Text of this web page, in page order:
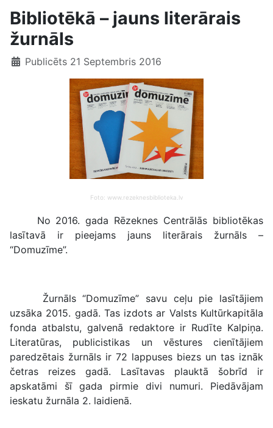
Bibliotēkā – jauns literārais
žurnāls
Publicēts 21 Septembris 2016
Foto: www.rezeknesbiblioteka.lv
No 2016. gada Rēzeknes Centrālās bibliotēkas
lasītavā ir pieejams jauns literārais žurnāls –
“Domuzīme”.
Žurnāls “Domuzīme” savu ceļu pie lasītājiem
uzsāka 2015. gadā. Tas izdots ar Valsts Kultūrkapitāla
fonda atbalstu, galvenā redaktore ir Rudīte Kalpiņa.
Literatūras, publicistikas un vēstures cienītājiem
paredzētais žurnāls ir 72 lappuses biezs un tas iznāk
četras reizes gadā. Lasītavas plauktā šobrīd ir
apskatāmi šī gada pirmie divi numuri. Piedāvājam
ieskatu žurnāla 2. laidienā.